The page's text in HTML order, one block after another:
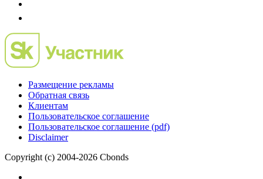
Размещение рекламы
Обратная связь
Клиентам
Пользовательское соглашение
Пользовательское соглашение (pdf)
Disclaimer
Copyright (c) 2004-2026 Cbonds